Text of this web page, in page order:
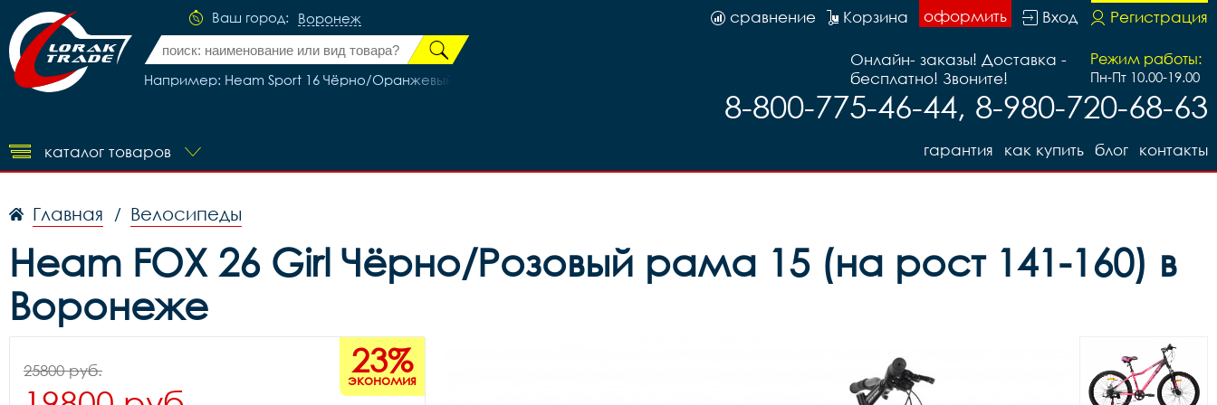
Ваш город: Воронеж
Например: Heam Sport 16 Чёрно/Оранжевый
Регистрация
Вход
оформить
Корзина
сравнение
Режим работы:
Пн-Пт 10.00-19.00
Онлайн- заказы! Доставка -
бесплатно! Звоните!
8-800-775-46-44, 8-980-720-68-63
каталог товаров контакты
блог
как купить
гарантия
Главная / Велосипеды
Heam FOX 26 Girl Чёрно/Розовый рама 15 (на рост 141-160) в
Воронеже
23%
экономия
25800 руб.